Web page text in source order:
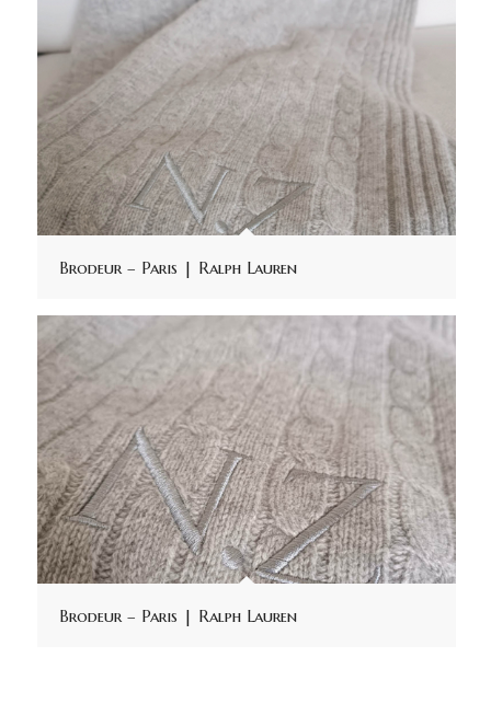
Brodeur – Paris | Ralph Lauren
Brodeur – Paris | Ralph Lauren